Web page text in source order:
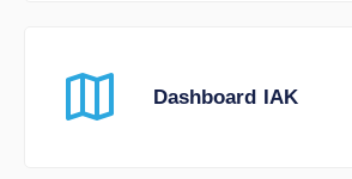
Dashboard IAK